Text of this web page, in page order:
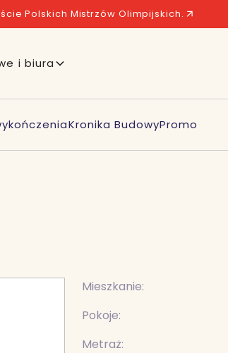
Polskich Mistrzów Olimpijskich.
i biura
Kronika BudowyPromo
Mieszkanie:
Pokoje:
Metraż: